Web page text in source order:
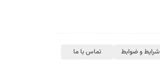
شرایط و ضوابط تماس با ما